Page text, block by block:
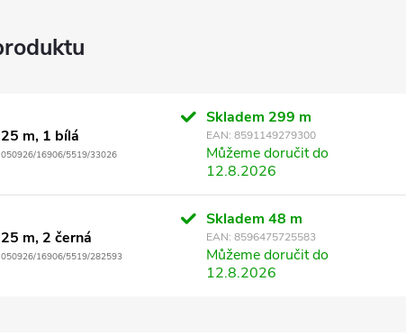
25 m, 1 bílá
050926/16906/5519/33026
Skladem 299 m
EAN: 8591149279300
Můžeme doručit do
12.8.2026
25 m, 2 černá
050926/16906/5519/282593
Skladem48 m
EAN: 8596475725583
Můžeme doručit do
12.8.2026